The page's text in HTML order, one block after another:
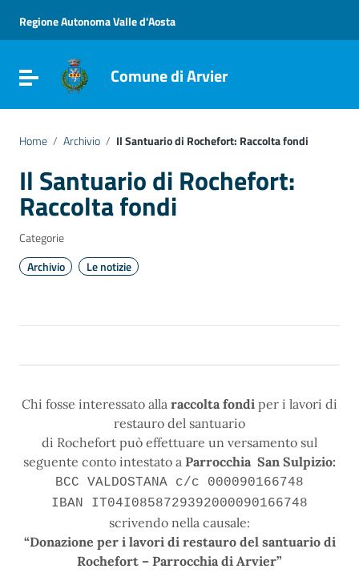
Vai al menu di navigazione
Vai al footer
Regione Autonoma Valle d'Aosta
Attiva / disattiva la navigazione
Comune di Arvier
Home / Archivio / Il Santuario di Rochefort: Raccolta fondi
Il Santuario di Rochefort:
Raccolta fondi
Categorie
Archivio
Le notizie
Chi fosse interessato alla raccolta fondi per i lavori di
restauro del santuario
di Rochefort può effettuare un versamento sul
seguente conto intestato a Parrocchia San Sulpizio:
BCC VALDOSTANA c/c 000090166748
IBAN IT04I0858729392000090166748
scrivendo nella causale:
“Donazione per i lavori di restauro del santuario di
Rochefort – Parrocchia di Arvier”